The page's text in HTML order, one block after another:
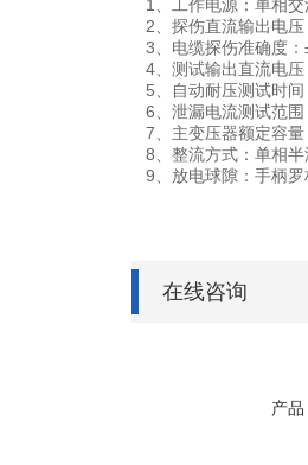
1、工作电源：单相
2、探伤直流输出电
3、电缆探伤准确度
4、测试输出直流电
5、自动耐压测试时
6、泄漏电流测试范
7、主变压器额定容量
8、整流方式：单相半
9、放电球隙：手柄罗
在线咨询
产品